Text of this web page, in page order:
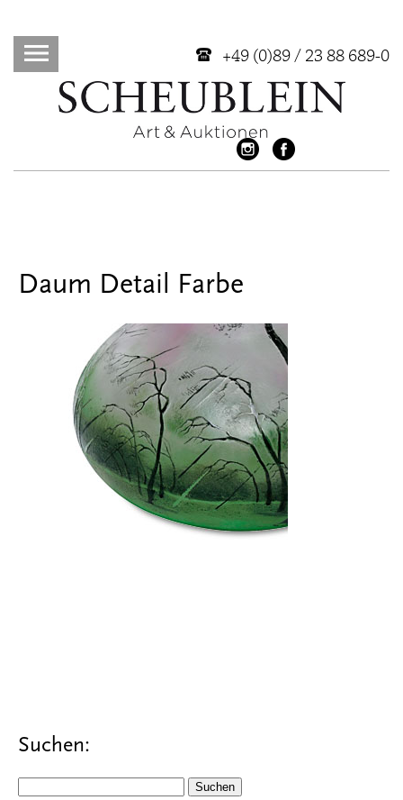
+49 (0)89 / 23 88 689-0
Daum Detail Farbe
Suchen: